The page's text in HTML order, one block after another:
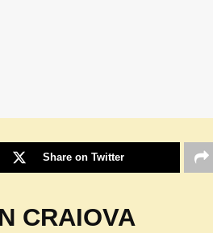
Share on Twitter
CRAIOVA